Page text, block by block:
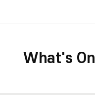
What's On